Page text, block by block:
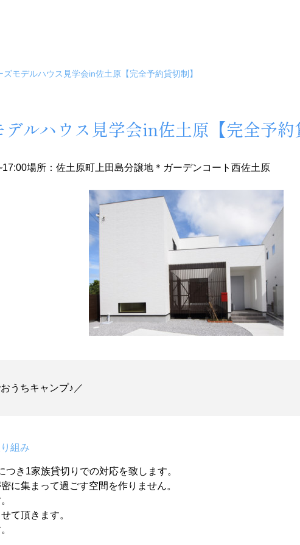
ズモデルハウス見学会in佐土原【完全予約貸切制】
デルハウス見学会in佐土原【完全予約
場所：佐土原町上田島分譲地＊ガーデンコート西佐土原
うちキャンプ♪／
組み
き1家族貸切りでの対応を致します。
に集まって過ごす空間を作りません。
て頂きます。